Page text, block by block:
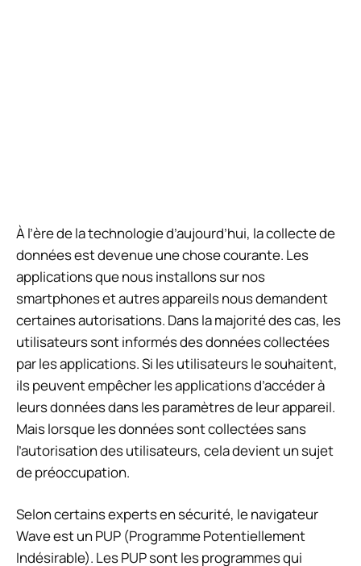
À l’ère de la technologie d’aujourd’hui, la collecte de
données est devenue une chose courante. Les
applications que nous installons sur nos
smartphones et autres appareils nous demandent
certaines autorisations. Dans la majorité des cas, les
utilisateurs sont informés des données collectées
par les applications. Si les utilisateurs le souhaitent,
ils peuvent empêcher les applications d’accéder à
leurs données dans les paramètres de leur appareil.
Mais lorsque les données sont collectées sans
l’autorisation des utilisateurs, cela devient un sujet
de préoccupation.
Selon certains experts en sécurité, le navigateur
Wave est un PUP (Programme Potentiellement
Indésirable). Les PUP sont les programmes qui